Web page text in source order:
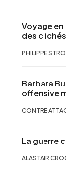
Voyage en
des
PHILIPPE
Barbara
offensive
CONTRE
La guerre
ALASTAIR